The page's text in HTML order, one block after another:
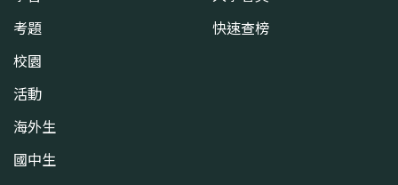
考題
校園
活動
海外生
國中生
快速查榜